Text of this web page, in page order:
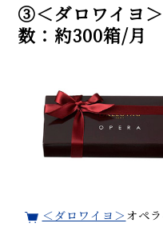
③＜ダロワイヨ
数：約300箱/月
＜ダロワイヨ＞ オペ